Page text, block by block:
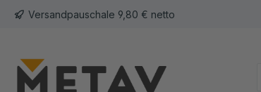
Zur Hauptnavigation springen
Versandpauschale 9,80 € netto